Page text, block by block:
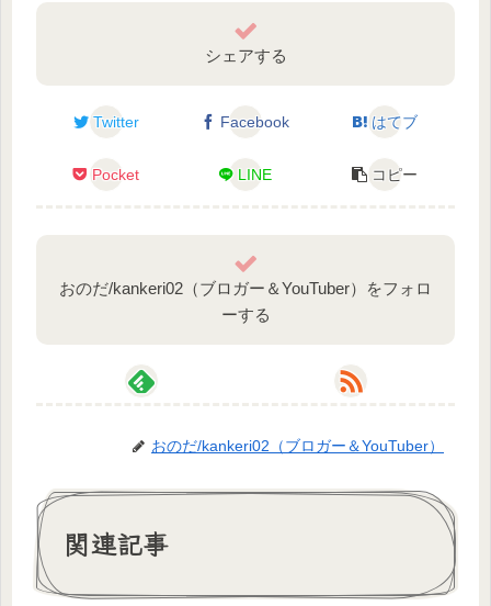
シェアする
Twitter Facebook はてブ
Pocket LINE コピー
おのだ/kankeri02（ブロガー＆YouTuber）をフォロ
ーする
おのだ/kankeri02（ブロガー＆YouTuber）
関連記事